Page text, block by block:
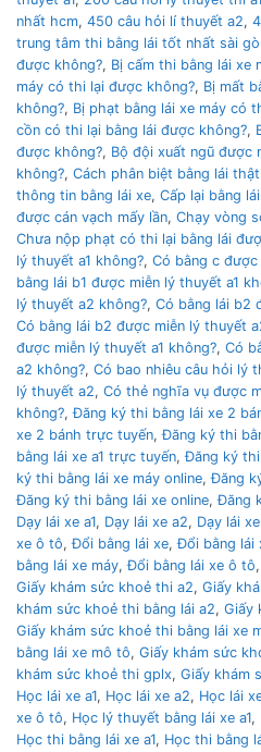
nhất hcm, 450 câu hỏi lí thuyết a2,
trung tâm thi bằng lái tốt nhất sài
được không?, Bị cấm thi bằng lái xe
máy có thi lại được không?, Bị mất
không?, Bị phạt bằng lái xe máy có
cồn có thi lại bằng lái được không?,
được không?, Bộ đội xuất ngũ được
không?, Cách phân biệt bằng lái
thông tin bằng lái xe, Cấp lại bằng
được cán vạch mấy lần, Chạy vòng
Chưa nộp phạt có thi lại bằng lái
lý thuyết a1 không?, Có bằng c
bằng lái b1 được miễn lý thuyết a1
lý thuyết a2 không?, Có bằng lái b2
Có bằng lái b2 được miễn lý thuyết
được miễn lý thuyết a1 không?, Có
a2 không?, Có bao nhiêu câu hỏi lý
lý thuyết a2, Có thẻ nghĩa vụ được
không?,Đăng ký thi bằng lái xe 2
xe 2 bánh trực tuyến,Đăng ký thi
bằng lái xe a1 trực tuyến,Đăng ký
ký thi bằng lái xe máy online,Đăng
Đăng ký thi bằng lái xe online,Đăng
Dạy lái xe a1, Dạy lái xe a2, Dạy lái
xe ô tô,Đổi bằng lái xe,Đổi bằng lái
bằng lái xe máy,Đổi bằng lái xe ô tô,
Giấy khám sức khoẻ thi a2, Giấy
khám sức khoẻ thi bằng lái a2, Giấy
Giấy khám sức khoẻ thi bằng lái xe
bằng lái xe mô tô, Giấy khám sức
khám sức khoẻ thi gplx, Giấy khám
Học lái xe a1, Học lái xe a2, Học lái
xe ô tô, Học lý thuyết bằng lái xe a1,
Học thi bằng lái xe a1, Học thi bằng